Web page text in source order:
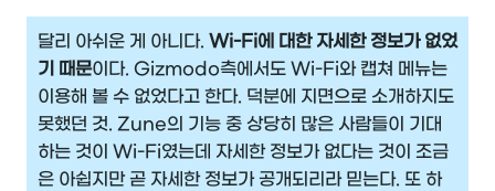
달리 아쉬운 게 아니다. Wi-Fi에 대한 자세한 정보가 없었
기 때문이다. Gizmodo측에서도 Wi-Fi와 캡쳐 메뉴는
이용해 볼 수 없었다고 한다. 덕분에 지면으로 소개하지도
못했던 것. Zune의 기능 중 상당히 많은 사람들이 기대
하는 것이 Wi-Fi였는데 자세한 정보가 없다는 것이 조금
은 아쉽지만 곧 자세한 정보가 공개되리라 믿는다. 또 하